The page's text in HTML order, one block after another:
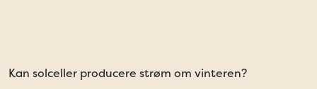
Kan solceller producere strøm om vinteren?